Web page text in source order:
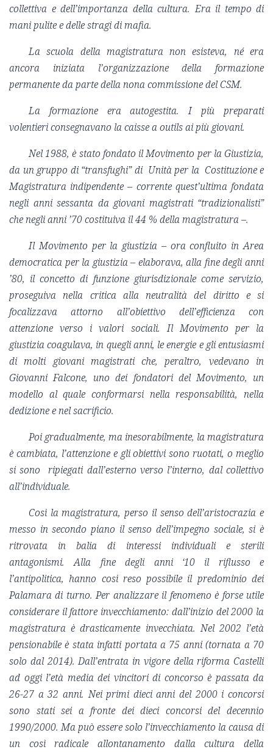
collettiva e dell’importanza della cultura. Era il tempo di
mani pulite e delle stragi di mafia.
La scuola della magistratura non esisteva, né era
ancora iniziata l’organizzazione della formazione
permanente da parte della nona commissione del CSM.
La formazione era autogestita. I più preparati
volentieri consegnavano la caisse a outils ai più giovani.
Nel 1988, è stato fondato il Movimento per la Giustizia,
da un gruppo di “transfughi” di Unità per la Costituzione e
Magistratura indipendente – corrente quest’ultima fondata
negli anni sessanta da giovani magistrati “tradizionalisti”
che negli anni ’70 costituiva il 44 % della magistratura –.
Il Movimento per la giustizia – ora confluito in Area
democratica per la giustizia – elaborava, alla fine degli anni
’80, il concetto di funzione giurisdizionale come servizio,
proseguiva nella critica alla neutralità del diritto e si
focalizzava attorno all’obiettivo dell’efficienza con
attenzione verso i valori sociali. Il Movimento per la
giustizia coagulava, in quegli anni, le energie e gli entusiasmi
di molti giovani magistrati che, peraltro, vedevano in
Giovanni Falcone, uno dei fondatori del Movimento, un
modello al quale conformarsi nella responsabilità, nella
dedizione e nel sacrificio.
Poi gradualmente, ma inesorabilmente, la magistratura
è cambiata, l’attenzione e gli obiettivi sono ruotati, o meglio
si sono ripiegati dall’esterno verso l’interno, dal collettivo
all’individuale.
Così la magistratura, perso il senso dell’aristocrazia e
messo in secondo piano il senso dell’impegno sociale, si è
ritrovata in balia di interessi individuali e sterili
antagonismi. Alla fine degli anni ‘10 il riflusso e
l’antipolitica, hanno così reso possibile il predominio dei
Palamara di turno. Per analizzare il fenomeno è forse utile
considerare il fattore invecchiamento: dall’inizio del 2000 la
magistratura è drasticamente invecchiata. Nel 2002 l’età
pensionabile è stata infatti portata a 75 anni (tornata a 70
solo dal 2014). Dall’entrata in vigore della riforma Castelli
ad oggi l’età media dei vincitori di concorso è passata da
26-27 a 32 anni. Nei primi dieci anni del 2000 i concorsi
sono stati sei a fronte dei dieci concorsi del decennio
1990/2000. Ma può essere solo l’invecchiamento la causa di
un così radicale allontanamento dalla cultura della